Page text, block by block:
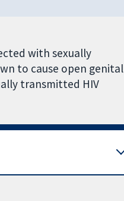
with sexually
to cause open genital
transmitted HIV